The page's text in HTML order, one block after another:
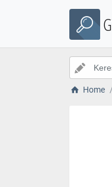
Home